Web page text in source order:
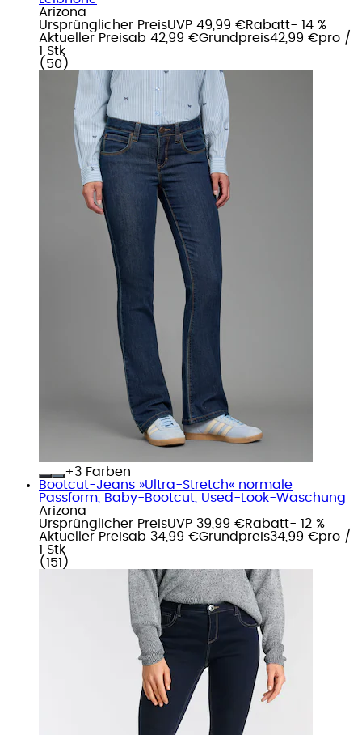
Arizona
Ursprünglicher PreisUVP 49,99 €Rabatt- 14 %
Aktueller Preisab 42,99 €Grundpreis42,99 €pro /
1 Stk
( 50 )
+
Farben
Bootcut-Jeans »Ultra-Stretch« normale
Passform, Baby-Bootcut, Used-Look-Waschung
Arizona
Ursprünglicher PreisUVP 39,99 €Rabatt- 12 %
Aktueller Preisab 34,99 €Grundpreis34,99 €pro /
1 Stk
( 151 )